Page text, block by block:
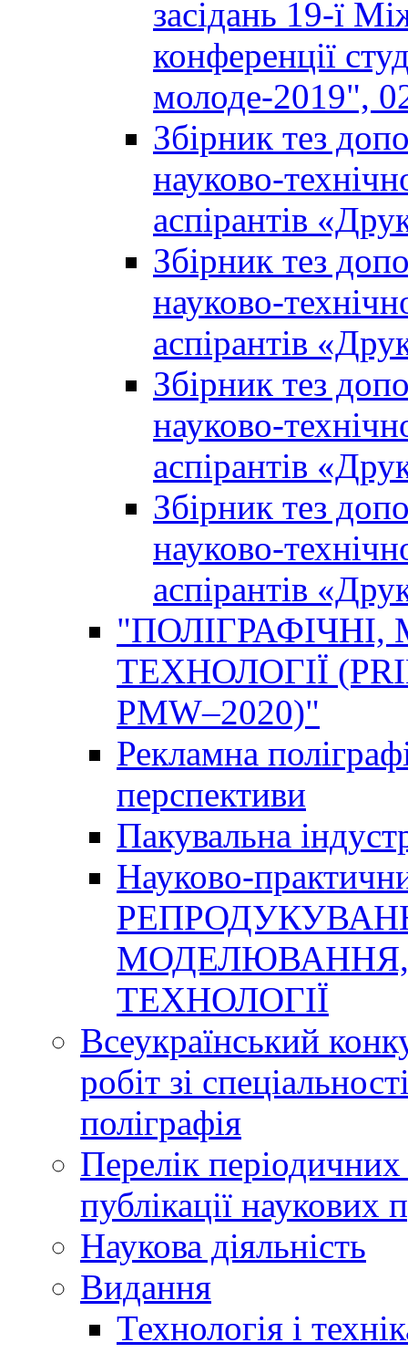
засідань 19-ї
конференції
молоде-2019",
Збірник тез
науково-
аспірантів
Збірник тез
науково-
аспірантів
Збірник тез
науково-
аспірантів
Збірник тез
науково-
аспірантів
ТЕХНОЛОГІЇ
PMW–2020)"
Рекламна
перспективи
Пакувальна
Науково-
МОДЕЛЮВАННЯ,
ТЕХНОЛОГІЇ
Всеукраїнський
робіт зі
поліграфія
Перелік
публікації наукових
Наукова діяльність
Видання
Технологія і